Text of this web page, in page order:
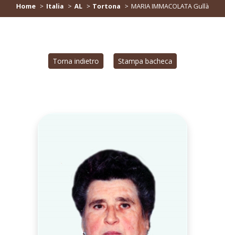
Home Italia AL Tortona MARIA IMMACOLATA Gullà
Torna indietro Stampa bacheca